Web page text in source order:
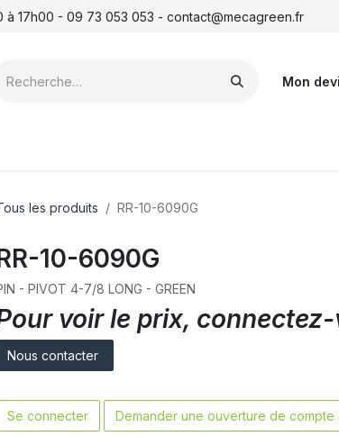
17h00 - 09 73 053 053 - contact@mecagreen.fr
Mon
les produits RR-10-6090G
10-6090G
- PIVOT 4-7/8 LONG - GREEN
voir le prix,
Nous contacter
Se connecter Demander une ouverture de compte